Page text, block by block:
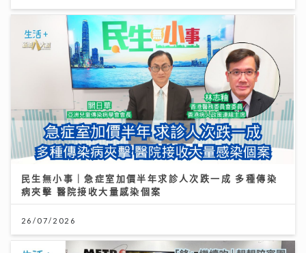
民生無小事｜急症室加價半年求診人次跌一成 多種傳染
病夾擊 醫院接收大量感染個案
26/07/2026